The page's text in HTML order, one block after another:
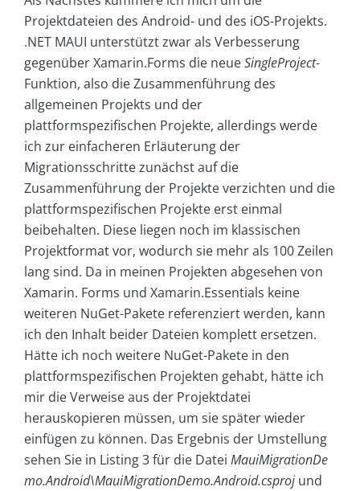
Projektdateien des Android- und des iOS-Projekts.
.NET MAUI unterstützt zwar als Verbesserung
gegenüber Xamarin.Forms die neueSingleProject-
Funktion, also die Zusammenführung des
allgemeinen Projekts und der
plattformspezifischen Projekte, allerdings werde
ich zur einfacheren Erläuterung der
Migrationsschritte zunächst auf die
Zusammenführung der Projekte verzichten und die
plattformspezifischen Projekte erst einmal
beibehalten. Diese liegen noch im klassischen
Projektformat vor, wodurch sie mehr als 100 Zeilen
lang sind. Da in meinen Projekten abgesehen von
Xamarin. Forms und Xamarin.Essentials keine
weiteren NuGet-Pakete referenziert werden, kann
ich den Inhalt beider Dateien komplett ersetzen.
Hätte ich noch weitere NuGet-Pakete in den
plattformspezifischen Projekten gehabt, hätte ich
mir die Verweise aus der Projektdatei
herauskopieren müssen, um sie später wieder
einfügen zu können. Das Ergebnis der Umstellung
sehen Sie in Listing 3 für die Datei MauiMigrationDe
mo.Android\MauiMigrationDemo.Android.csproj und